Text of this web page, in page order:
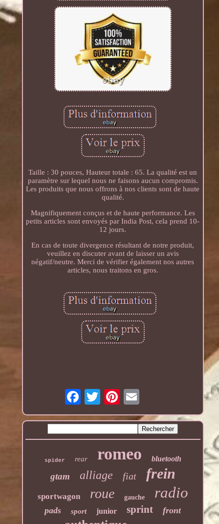
Taille : 30 pouces, Hauteur totale : 65. La qualité est un
paramètre sur lequel nous ne faisons aucun compromis.
Les produits que nous offrons à nos clients sont de haute
qualité.
Magnifiquement conçus et de haute performance. Les
petits articles sont envoyés par India Post, cela prend 10-
12 jours.
En cas de toute divergence résultant de notre produit,
veuillez en discuter avant de laisser un avis
négatif/neutre. Merci de vérifier également nos autres
articles, nous traitons en gros.
spider rear romeo bluetooth
gtam alliage fiat frein
sportwagon roue gauche radio
pads sport junior sprint front